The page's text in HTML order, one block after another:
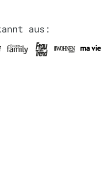
aus: